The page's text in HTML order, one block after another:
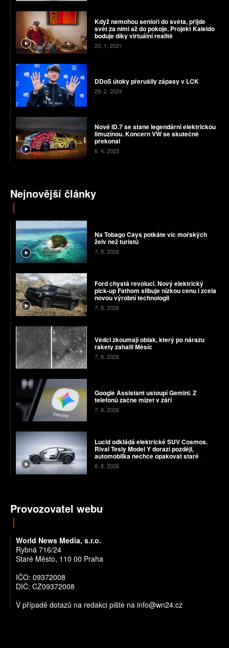
Když nemohou senioři do světa, přijde
svět za nimi až do pokoje. Projekt Kaleido
boduje díky virtuální realitě
20. 1. 2021
DDoS útoky přerušily zápasy v LCK
29. 2. 2024
Nové ID.7 se stane legendární elektrickou
limuzínou. Koncern VW se skutečně
překonal
6. 4. 2023
Nejnovější články
Na Tobago Cays potkáte víc mořských
želv než turistů
7. 8. 2026
Ford chystá revoluci. Nový elektrický
pick-up Fathom slibuje nízkou cenu i zcela
novou výrobní technologii
7. 8. 2026
Vědci zkoumají oblak, který po nárazu
rakety zahalil Měsíc
7. 8. 2026
Google Assistant ustoupí Gemini. Z
telefonů začne mizet v září
7. 8. 2026
Lucid odkládá elektrické SUV Cosmos.
Rival Tesly Model Y dorazí později,
automobilka nechce opakovat staré
chyby
6. 8. 2026
Provozovatel webu
World News Media, s.r.o.
Rybná 716/24
Staré Město, 110 00 Praha
IČO: 09372008
DIČ: CZ09372008
V případě dotazů na redakci pište na info@wn24.cz